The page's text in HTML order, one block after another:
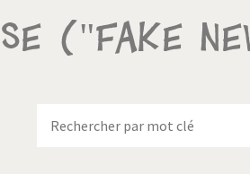
("Fake